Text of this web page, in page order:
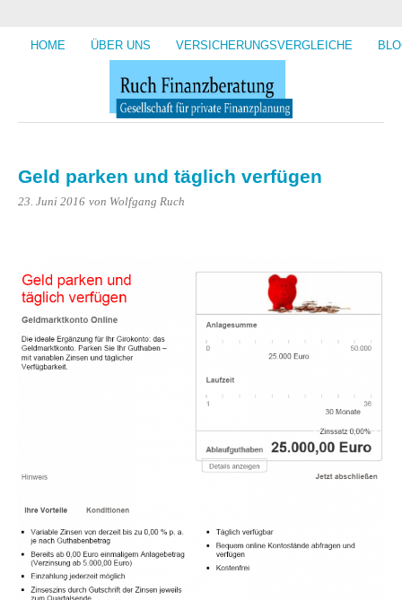
HOME ÜBER UNS VERSICHERUNGSVERGLEICHE
Geld parken und täglich verfügen
23. Juni 2016 von Wolfgang Ruch